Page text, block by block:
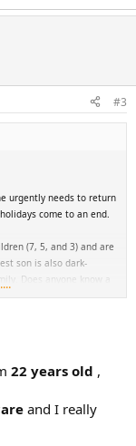
#3
urgently needs to return
come to an end.
(7, 5, and 3) and are
son is also dark-
Does anyone know a
an au pair, perhaps
children alone at times.
a willingness to help
skills. Many thanks in
22 years old ,
and I really